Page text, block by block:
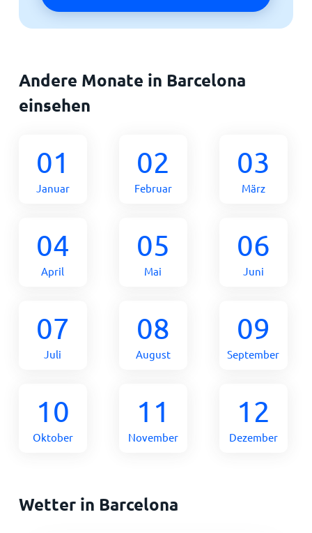
Andere Monate in Barcelona
einsehen
01
Januar
02
Februar
03
März
04
April
05
Mai
06
Juni
07
Juli
08
August
09
September
10
Oktober
11
November
12
Dezember
Wetter in Barcelona